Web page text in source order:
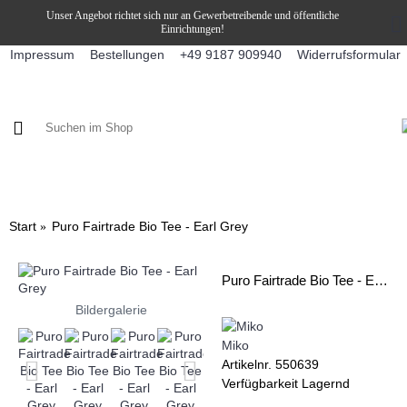
Unser Angebot richtet sich nur an Gewerbetreibende und öffentliche
Einrichtungen!
Impressum Bestellungen +49 9187 909940 Widerrufsformular
Start Puro Fairtrade Bio Tee - Earl Grey
Bildergalerie
Puro Fairtrade Bio Tee - Earl Grey
Miko
Artikelnr. 550639
Verfügbarkeit Lagernd